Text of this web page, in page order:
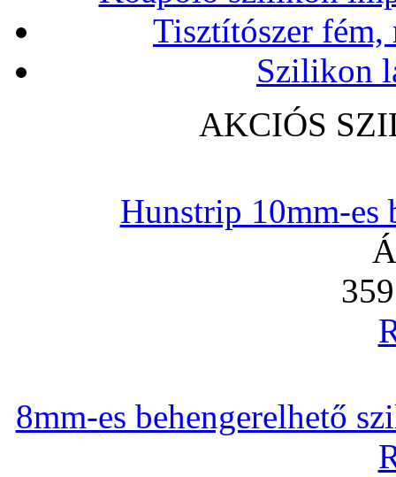
Tisztítószer
Szilikon
AKCIÓS
Hunstrip 10mm-es
8mm-es behengerelhető